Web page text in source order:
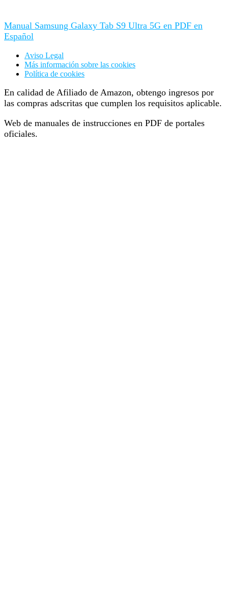
Manual Samsung Galaxy Tab S9 Ultra 5G en PDF en
Español
Aviso Legal
Más información sobre las cookies
Política de cookies
En calidad de Afiliado de Amazon, obtengo ingresos por
las compras adscritas que cumplen los requisitos aplicable.
Web de manuales de instrucciones en PDF de portales
oficiales.